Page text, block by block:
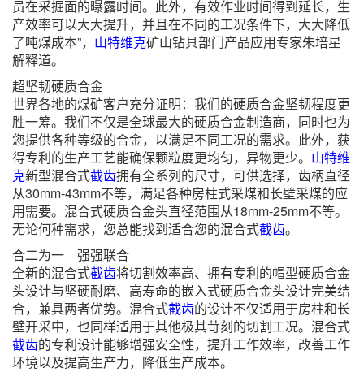
员在采掘面的曝露时间。此外，有效作业时间得到延长，生
产效率可以大大提升，并且在不同的工况条件下，大大降低
了吨煤成本”， 山特维克矿山钻具部门产品应用专家朱培星
解释道。
超坚韧硬质合金
世界各地的煤矿客户充分证明：我们的硬质合金坚韧程度更
胜一筹。我们不仅是全球最大的硬质合金制造商，同时也为
您提供各种等级的合金，以满足不同工况的需求。此外，获
得专利的生产工艺能确保颗粒度更均匀，异物更少。 山特维
克新型混合式截齿拥有全系列的尺寸，可供选择，齿柄直径
从30mm-43mm不等，满足各种房柱式采煤和长壁采煤的应
用需要。混合式硬质合金头直径范围从18mm-25mm不等。
无论何种需求，您总能找到适合您的混合式截齿。
合二为一 强强联合
全新的混合式截齿将切割效率高、拥有专利的帽型硬质合金
头设计与坚硬耐磨、高寿命的嵌入式硬质合金头设计完美结
合，兼具两者优势。混合式截齿的设计不仅适用于房柱和长
壁开采中，也同样适用于其他极其苛刻的切割工况。混合式
截齿的专利设计能够增强安全性，提升工作效率，改善工作
环境以及提高生产力，降低生产成本。